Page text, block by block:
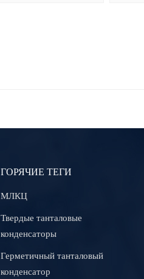
ГОРЯЧИЕ ТЕГИ
МЛКЦ
Твердые танталовые
конденсаторы
Герметичный танталовый
конденсатор